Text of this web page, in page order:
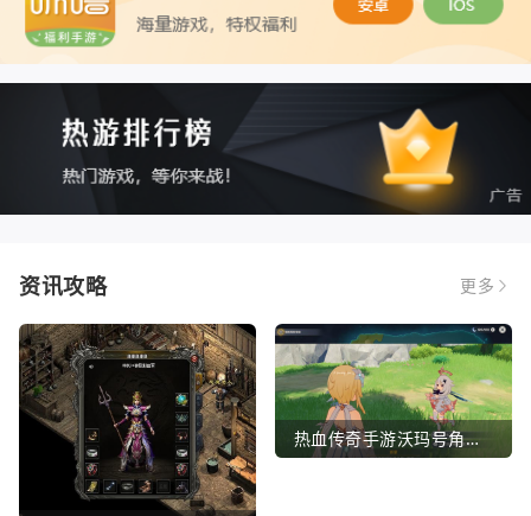
资讯攻略 更多
热血传奇手游沃玛号角（热血传奇沃玛装备隐藏属性）